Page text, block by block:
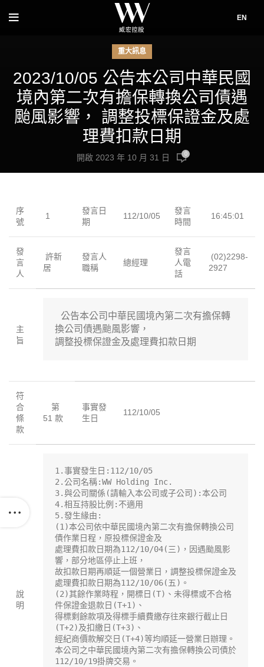
EN
重大訊息
2023/10/05 公告本公司中華民國
境內第二次有擔保轉換公司債遇
颱風影響， 調整投標保證金及處
理費扣款日期
開啟 2023 年 10 月 31 日 0
序
號
1
發言日
期
112/10/05
發言
時間
16:45:01
發
言
人
許新
居
發言人
職稱
總經理
發言
人電
話
(02)2298-
2927
主
旨
公告本公司中華民國境內第二次有擔保轉
換公司債遇颱風影響，
調整投標保證金及處理費扣款日期
符
合
條
款
第
51 款
事實發
生日
112/10/05
說
明
1.事實發生日:112/10/05
2.公司名稱:WW Holding Inc.
3.與公司關係(請輸入本公司或子公司):本公司
4.相互持股比例:不適用
5.發生緣由:
(1)本公司依中華民國境內第二次有擔保轉換公司
債作業日程，原投標保證金及
處理費扣款日期為112/10/04(三)，因遇颱風影
響，部分地區停止上班，
故扣款日期再順延一個營業日，調整投標保證金及
處理費扣款日期為112/10/06(五)。
(2)其餘作業時程，開標日(T)、未得標或不合格
件保證金退款日(T+1)、
得標剩餘款項及得標手續費繳存往來銀行截止日
(T+2)及扣繳日(T+3)、
經紀商價款解交日(T+4)等均順延一營業日辦理。
本公司之中華民國境內第二次有擔保轉換公司債於
112/10/19掛牌交易。